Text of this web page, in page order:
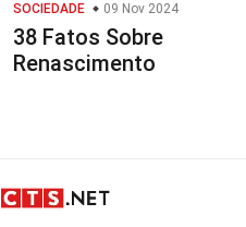
SOCIEDADE 09 Nov 2024
38 Fatos Sobre
Renascimento